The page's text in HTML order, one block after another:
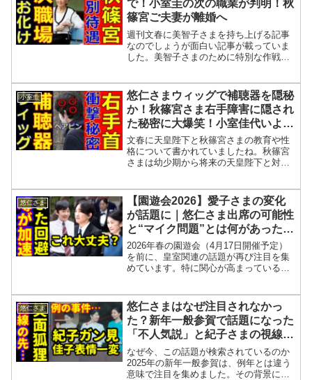
で！小室圭の次の職業が判明！秋
篠宮ご夫妻が離婚へ
週刊文春に美智子さまを持ち上げる記事
なのでしょうが面白い記事が載っていま
した。美智子さまのために特別な作戦を
でにしたいことという本にも書かれてい
るようですが美智子さまの...
小室圭
悠仁さまウィッグで補聴器を隠秘
か！秋篠宮さま右手障害に隠され
た秘密に大爆笑！小室佳代いよい
よで小室圭も強制帰国か！
文春に天皇陛下と秋篠宮さまの教育や性
格について書かれていましたね。秋篠宮
さまは幼少期から将来の天皇陛下と対抗
て様です。幼少期からも個性や育ちの違
いがはっきりとされていた...
悠仁さま
【園遊会2026】愛子さまの変化
が話題に｜悠仁さま出席の可能性
と“マイク問題”とは何があったの
か
2026年春の園遊会（4月17日開催予定）
を前に、皇室関連の話題が再び注目を集
めています。特に関心が高まっているの
かという点です。さらに、報道の裏側で
は“マイク問題”と呼...
悠仁さま
悠仁さまはなぜ注目されなかっ
た？新年一般参賀で話題になった
「不人気説」と紀子さまの視線が
向いていた先とは
なぜ今、この話題が検索されているのか
2025年の新年一般参賀は、例年とは違う
意味で注目を集めました。その背景にあ